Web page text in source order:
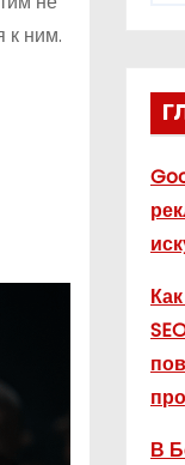
к ним.
В